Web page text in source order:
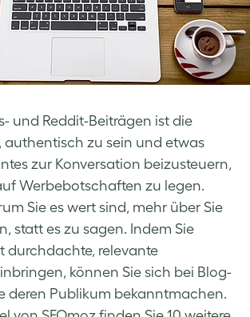
und Reddit-Beiträgen ist die
authentisch zu sein und etwas
zur Konversation beizusteuern,
Werbebotschaften zu legen.
Sie es wert sind, mehr über Sie
statt es zu sagen. Indem Sie
durchdachte, relevante
können Sie sich bei Blog-
deren Publikum bekanntmachen.